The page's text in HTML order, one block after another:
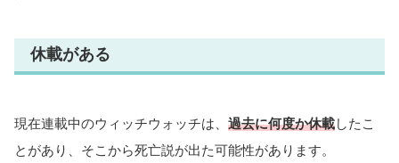
休載がある
現在連載中のウィッチウォッチは、 過去に何度か休載したこ
とがあり、そこから死亡説が出た可能性があります。